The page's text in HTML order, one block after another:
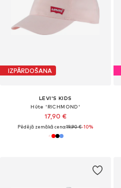
IZPĀRDOŠANA
LEVI'S KIDS
Hūte 'RICHMOND'
17,90 €
Pēdējā zemākā cena:19,90 €-10%